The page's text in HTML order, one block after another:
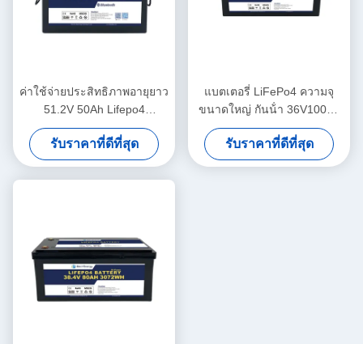
ค่าใช้จ่ายประสิทธิภาพอายุยาว
51.2V 50Ah Lifepo4
แบตเตอรี่ 3000 วงจรสําหรับ
ระบบเก็บ
รับราคาที่ดีที่สุด
แบตเตอรี่ LiFePo4 ความจุ
ขนาดใหญ่ กันน้ํา 36V100Ah
ประสิทธิภาพสูง สําหรับ
รถไฟฟ้า
รับราคาที่ดีที่สุด